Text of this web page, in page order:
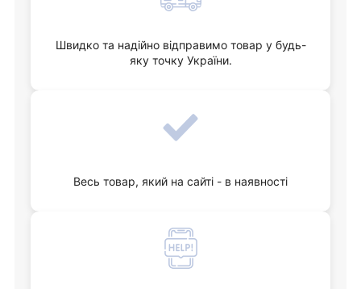
Швидко та надійно відправимо товар у будь-
яку точку України.
Весь товар, який на сайті - в наявності